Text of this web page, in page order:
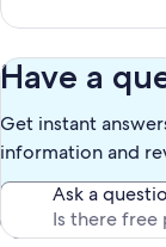
Chalet
Have a
Get instant
information and
Ask a